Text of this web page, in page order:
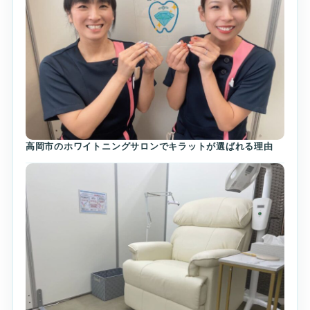
高岡市のホワイトニングサロンでキラットが選ばれる理由